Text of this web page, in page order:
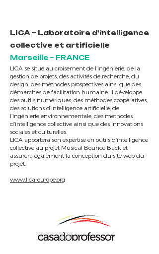
LICA – Laboratoire d’intelligence
collective et artificielle
Marseille – FRANCE
LICA se situe au croisement de l’ingénierie, de la
gestion de projets, des activités de recherche, du
design, des méthodes prospectives ainsi que des
démarches de facilitation humaine. Il développe
des outils numériques, des méthodes coopératives,
des solutions d’intelligence artificielle, de
l’ingénierie environnementale, des méthodes
d’intelligence collective ainsi que des innovations
sociales et culturelles.
LICA apportera son expertise en outils d’intelligence
collective au projet Musical Bounce Back et
assurera également la conception du site web du
projet.
www.lica-europe.org